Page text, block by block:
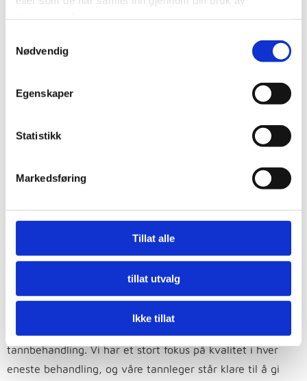
Nødvendig
Egenskaper
Statistikk
Markedsføring
Tillat alle
tillat utvalg
Ikke tillat
Skreddersydd behandlingsplan i
Erfaringsmessig kan vi si at behandlingen blir best ved
behandlingsplan. Tannlegen identifiserer problemene,
fremgangsmåten for behandlingen. Tannlegene hos
for veien videre.
behandlingen, på den måten involveres du i prosessen
Gå for kvalitet, og bestill time
hos Tannlegene Otterstad i dag
tannbehandling. Vi har et stort fokus på kvalitet i hver
eneste behandling, og våre tannleger står klare til å gi